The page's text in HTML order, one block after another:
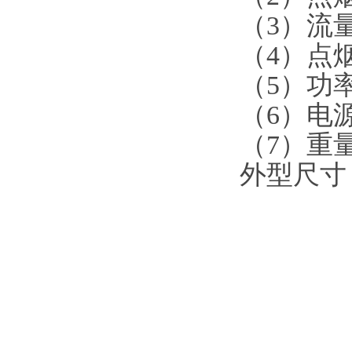
（3） 流
（4）
点
（5） 功
（6） 电
（7） 重
外型尺